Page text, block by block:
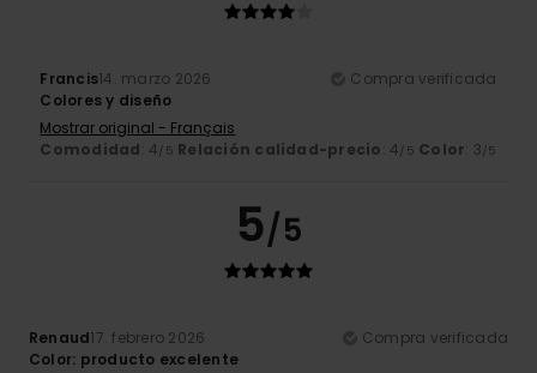
Francis14. marzo 2026
Compra verificada
Colores y diseño
Mostrar original - Français
Comodidad: 4/5 Relación calidad-precio: 4/5 Color: 3/5
5/5
Renaud17. febrero 2026
Compra verificada
Color: producto excelente